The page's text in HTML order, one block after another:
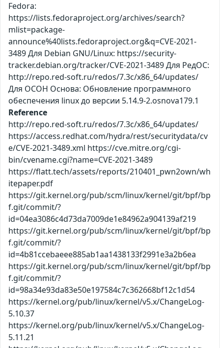
Fedora:
https://lists.fedoraproject.org/archives/search?
mlist=package-
announce%40lists.fedoraproject.org&q=CVE-2021-
3489 Для Debian GNU/Linux: https://security-
tracker.debian.org/tracker/CVE-2021-3489 Для РедОС:
http://repo.red-soft.ru/redos/7.3c/x86_64/updates/
Для ОСОН Основа: Обновление программного
обеспечения linux до версии 5.14.9-2.osnova179.1
Reference
http://repo.red-soft.ru/redos/7.3c/x86_64/updates/
https://access.redhat.com/hydra/rest/securitydata/cv
e/CVE-2021-3489.xml https://cve.mitre.org/cgi-
bin/cvename.cgi?name=CVE-2021-3489
https://flatt.tech/assets/reports/210401_pwn2own/wh
itepaper.pdf
https://git.kernel.org/pub/scm/linux/kernel/git/bpf/bp
f.git/commit/?
id=04ea3086c4d73da7009de1e84962a904139af219
https://git.kernel.org/pub/scm/linux/kernel/git/bpf/bp
f.git/commit/?
id=4b81ccebaeee885ab1aa1438133f2991e3a2b6ea
https://git.kernel.org/pub/scm/linux/kernel/git/bpf/bp
f.git/commit/?
id=98a34e93da83e50e197584c7c362668bf12c1d54
https://kernel.org/pub/linux/kernel/v5.x/ChangeLog-
5.10.37
https://kernel.org/pub/linux/kernel/v5.x/ChangeLog-
5.11.21